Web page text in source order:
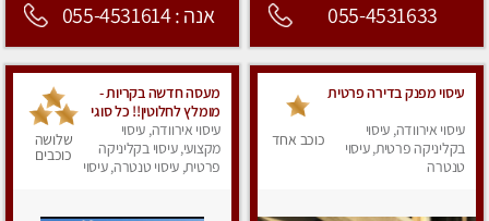
055-4531633 אנה : 055-4531614
עיסוי מפנק בדירה פרטית
עיסוי אירוודה, עיסוי
בקליניקה פרטית, עיסוי
טנטרה
כוכב אחד
מעסה חדשה בקריות -
מומלץ לחלוטין!! כל סוגי
העיסויים מעסה מקצועית
ואיכותית פרטי!! highly
recommended..new
עיסוי אירוודה, עיסוי
מקצועי, עיסוי בקליניקה
פרטית, עיסוי טנטרה, עיסוי
שלושה
כוכבים